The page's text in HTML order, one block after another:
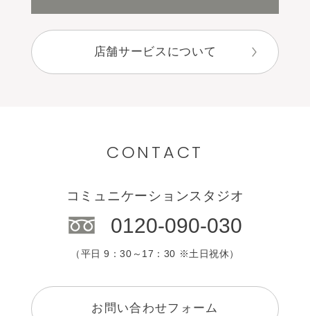
アインズ＆トルペ（セルフ）
セレクトショップ
ボディケア
カウンセリング
店舗サービスについて
CONTACT
コミュニケーションスタジオ
0120-090-030
（平日 9：30～17：30 ※土日祝休）
お問い合わせフォーム